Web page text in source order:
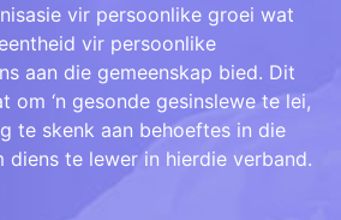
vir persoonlike groei wat
vir persoonlike
aan die gemeenskap bied. Dit
om ‘n gesonde gesinslewe te lei,
te skenk aan behoeftes in die
diens te lewer in hierdie verband.